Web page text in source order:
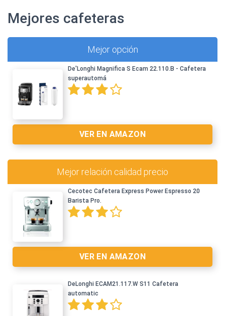
Mejores cafeteras
Mejor opción
De'Longhi Magnifica S Ecam 22.110.B - Cafetera
superautomá
VER EN AMAZON
Mejor relación calidad precio
Cecotec Cafetera Express Power Espresso 20
Barista Pro.
VER EN AMAZON
DeLonghi ECAM21.117.W S11 Cafetera
automatic